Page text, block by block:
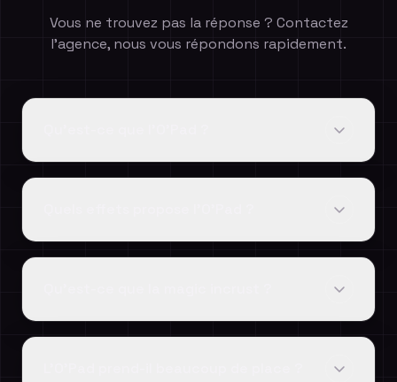
Vous ne trouvez pas la réponse ? Contactez
l'agence, nous vous répondons rapidement.